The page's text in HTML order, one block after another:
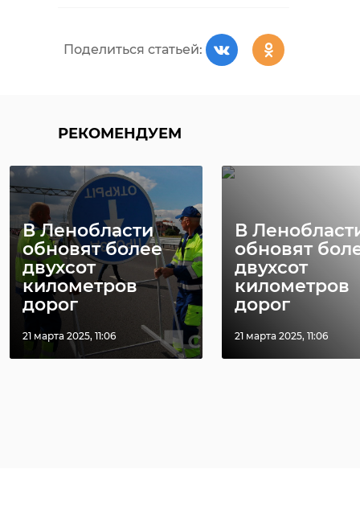
Поделиться статьей:
РЕКОМЕНДУЕМ
В Ленобласти
обновят более
двухсот
километров
дорог
21 марта 2025, 11:06
В
обновят
двухсот
километров
дорог
21 марта 2025, 11:06